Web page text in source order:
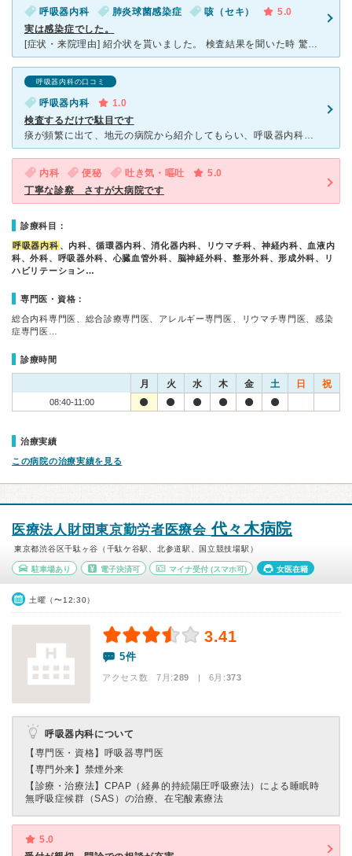
呼吸器内科 肺炎球菌感染症 咳（セキ）
5.0
実は感染症でした。
[症状・来院理由] 紹介状を貰いました。 検査結果を聞いた時 驚くほどに自覚症状はなかったので 余計に驚きました。 [医師の診断・治療法] CTの結果、悪性腫瘍のような白い物体と モ
呼吸器内科の口コミ
呼吸器内科
1.0
検査するだけで駄目です
痰が頻繁に出て、地元の病院から紹介してもらい、呼吸器内科に通いました。レントゲン、ＣＴを撮るだけで、異常はないの一点張り。痰が出る事実とその原因を探ることはなく、原因不明で迷宮入り。自分の方から「ブロ
内科 便秘 吐き気・嘔吐
5.0
丁寧な診察 さすが大病院です
診療科目：
呼吸器内科 、内科、循環器内科、消化器内科、リウマチ科、神経内科、血液内
科、外科、呼吸器外科、心臓血管外科、脳神経外科、整形外科、形成外科、リ
ハビリテーション…
専門医・資格：
総合内科専門医、総合診療専門医、アレルギー専門医、リウマチ専門医、感染
症専門医…
診療時間
月 火 水 木 金 土 日 祝
08:40-11:00
治療実績
この病院の治療実績を見る
医療法人財団東京勤労者医療会代々木病院
東京都渋谷区千駄ヶ谷（千駄ケ谷駅、北参道駅、国立競技場駅）
駐車場あり 電子決済可 マイナ受付 (スマホ可) 女医在籍
土曜（〜12:30）
3.41
5件
アクセス数 7月:289 | 6月:373
呼吸器内科について
【専門医・資格】 呼吸器専門医
【専門外来】 禁煙外来
【診療・治療法】 CPAP（経鼻的持続陽圧呼吸療法）による睡眠時
無呼吸症候群（SAS）の治療、在宅酸素療法
5.0